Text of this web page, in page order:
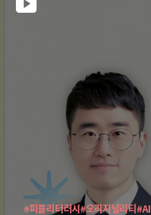
#피플리터러시#오리지널리티#AI